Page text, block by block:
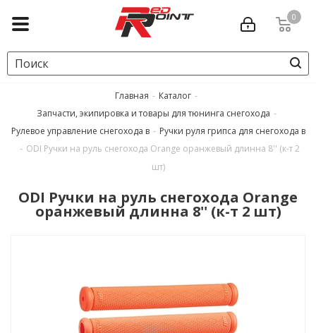
0
Главная - Каталог -
Запчасти, экипировка и товары для тюнинга снегохода -
Рулевое управление снегохода в - Ручки руля грипса для снегохода в
- ODI Ручки на руль снегохода Orange оранжевый длинна 8'' (к-т 2
шт)
ODI Ручки на руль снегохода Orange
оранжевый длинна 8'' (к-т 2 шт)